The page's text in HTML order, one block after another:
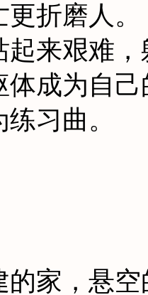
折磨人。
来艰难，
成为自己
习曲。
家，悬空